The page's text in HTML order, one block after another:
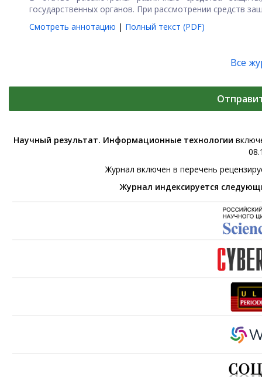
государственных органов. При рассмотрении средств
Смотреть аннотацию | Полный текст (PDF)
Все
Научный результат. Информационные технологии
Журнал включен в перечень
Журнал индексируется